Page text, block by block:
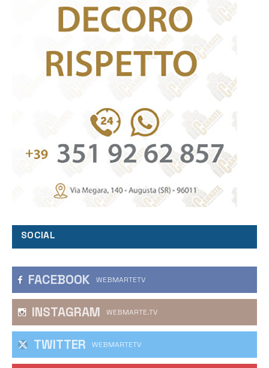
SOCIAL
FACEBOOK WEBMARTETV
INSTAGRAM WEBMARTE.TV
TWITTER WEBMARTETV